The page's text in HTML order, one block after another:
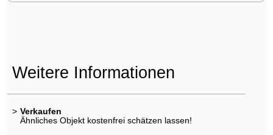
Weitere Informationen
> Verkaufen
Ähnliches Objekt kostenfrei schätzen lassen!